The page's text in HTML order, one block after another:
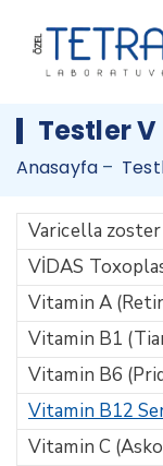
Testler V
Anasayfa–
Varicella
VİDAS
Vitamin A
Vitamin B1
Vitamin B6
Vitamin B12
Vitamin C